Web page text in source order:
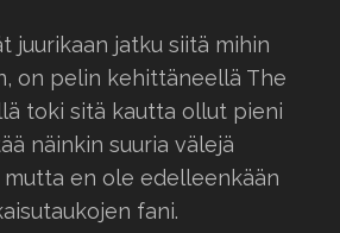
juurikaan jatku siitä mihin
on pelin kehittäneellä The
toki sitä kautta ollut pieni
näinkin suuria välejä
en ole edelleenkään
fani.